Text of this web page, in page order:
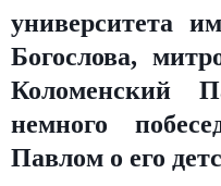
университета
Богослова,
Коломенский
немного
Павлом о его